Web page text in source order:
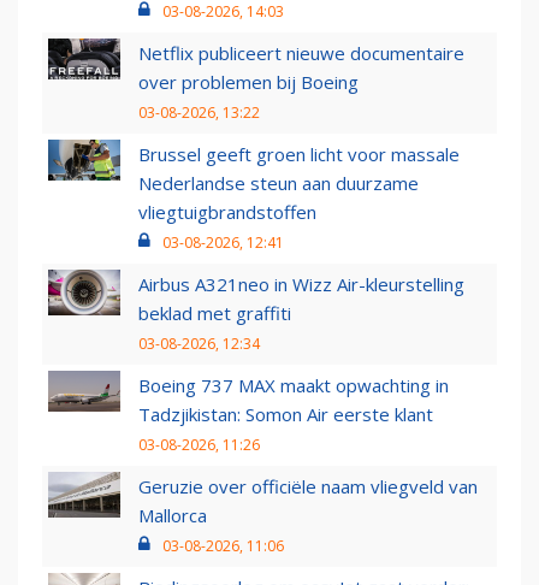
03-08-2026, 14:03
Netflix publiceert nieuwe documentaire
over problemen bij Boeing
03-08-2026, 13:22
Brussel geeft groen licht voor massale
Nederlandse steun aan duurzame
vliegtuigbrandstoffen
03-08-2026, 12:41
Airbus A321neo in Wizz Air-kleurstelling
beklad met graffiti
03-08-2026, 12:34
Boeing 737 MAX maakt opwachting in
Tadzjikistan: Somon Air eerste klant
03-08-2026, 11:26
Geruzie over officiële naam vliegveld van
Mallorca
03-08-2026, 11:06